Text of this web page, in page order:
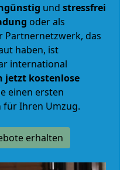
und stressfrei
oder als
Partnernetzwerk, das
haben, ist
international
jetzt kostenlose
einen ersten
für Ihren Umzug.
erhalten